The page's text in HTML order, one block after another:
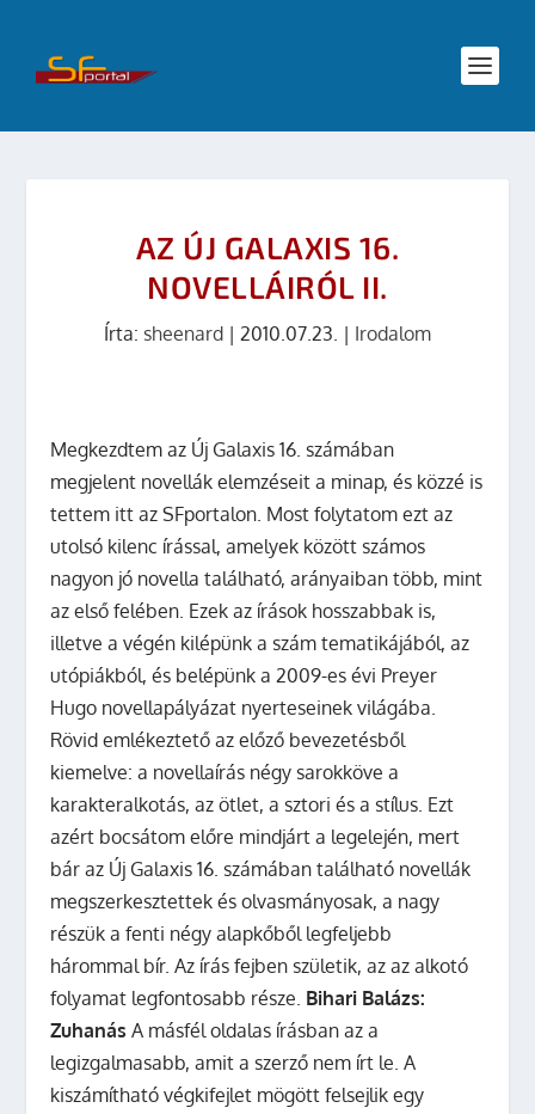
AZ ÚJ GALAXIS 16.
NOVELLÁIRÓL II.
Írta: sheenard | 2010.07.23. | Irodalom
Megkezdtem az Új Galaxis 16. számában
megjelent novellák elemzéseit a minap, és közzé is
tettem itt az SFportalon. Most folytatom ezt az
utolsó kilenc írással, amelyek között számos
nagyon jó novella található, arányaiban több, mint
az első felében. Ezek az írások hosszabbak is,
illetve a végén kilépünk a szám tematikájából, az
utópiákból, és belépünk a 2009-es évi Preyer
Hugo novellapályázat nyerteseinek világába.
Rövid emlékeztető az előző bevezetésből
kiemelve: a novellaírás négy sarokköve a
karakteralkotás, az ötlet, a sztori és a stílus. Ezt
azért bocsátom előre mindjárt a legelején, mert
bár az Új Galaxis 16. számában található novellák
megszerkesztettek és olvasmányosak, a nagy
részük a fenti négy alapkőből legfeljebb
hárommal bír. Az írás fejben születik, az az alkotó
folyamat legfontosabb része. Bihari Balázs:
Zuhanás A másfél oldalas írásban az a
legizgalmasabb, amit a szerző nem írt le. A
kiszámítható végkifejlet mögött felsejlik egy